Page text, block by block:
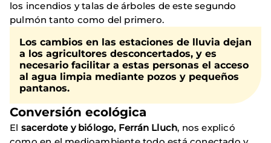
los incendios y talas de árboles de este segundo
pulmón tanto como del primero.
Los cambios en las estaciones de lluvia dejan
a los agricultores desconcertados, y es
necesario facilitar a estas personas el acceso
al agua limpia mediante pozos y pequeños
pantanos.
Conversión ecológica
El sacerdote y biólogo, Ferrán Lluch, nos explicó